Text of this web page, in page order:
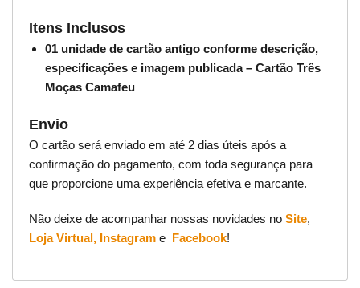
Itens Inclusos
01 unidade de cartão antigo conforme descrição,
especificações e imagem publicada – Cartão Três
Moças Camafeu
Envio
O cartão será enviado em até 2 dias úteis após a
confirmação do pagamento, com toda segurança para
que proporcione uma experiência efetiva e marcante.
Não deixe de acompanhar nossas novidades no Site,
Loja Virtual, Instagram e Facebook!